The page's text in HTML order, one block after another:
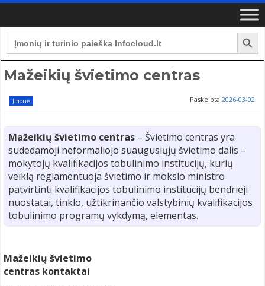
Search
for:
Search Button
Mažeikių švietimo centras
Įmonė Paskelbta 2026-03-02
Mažeikių švietimo centras – Švietimo centras yra
sudedamoji neformaliojo suaugusiųjų švietimo dalis –
mokytojų kvalifikacijos tobulinimo institucijų, kurių
veiklą reglamentuoja švietimo ir mokslo ministro
patvirtinti kvalifikacijos tobulinimo institucijų bendrieji
nuostatai, tinklo, užtikrinančio valstybinių kvalifikacijos
tobulinimo programų vykdymą, elementas.
Mažeikių švietimo
centras kontaktai